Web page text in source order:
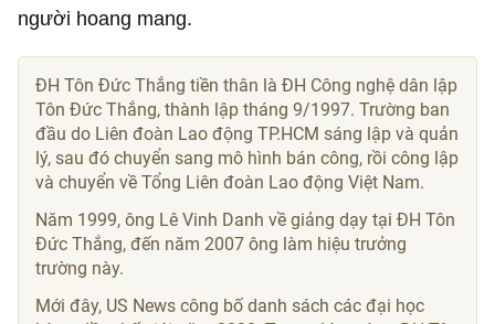
người hoang mang.
ĐH Tôn Đức Thắng tiền thân là ĐH Công nghệ dân lập
Tôn Đức Thắng, thành lập tháng 9/1997. Trường ban
đầu do Liên đoàn Lao động TP.HCM sáng lập và quản
lý, sau đó chuyển sang mô hình bán công, rồi công lập
và chuyển về Tổng Liên đoàn Lao động Việt Nam.
Năm 1999, ông Lê Vinh Danh về giảng dạy tại ĐH Tôn
Đức Thắng, đến năm 2007 ông làm hiệu trưởng
trường này.
Mới đây, US News công bố danh sách các đại học